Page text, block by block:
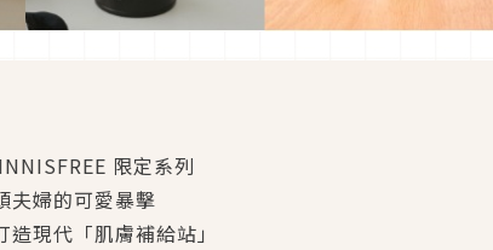
限定系列
夫婦的可愛暴擊
現代「肌膚補給站」